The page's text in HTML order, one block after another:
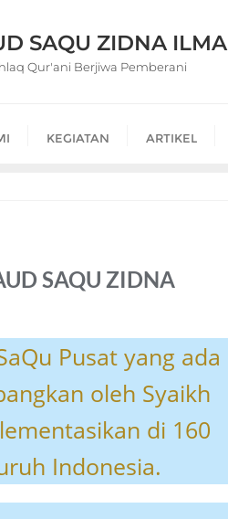
SAQU ZIDNA ILMA
Qur'ani Berjiwa Pemberani
KEGIATAN ARTIKEL
SAQU ZIDNA
Pusat yang ada
oleh Syaikh
di 160
Indonesia.